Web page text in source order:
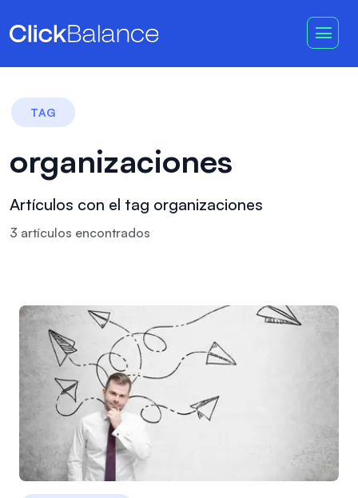
TAG
organizaciones
Artículos con el tag organizaciones
3 artículos encontrados